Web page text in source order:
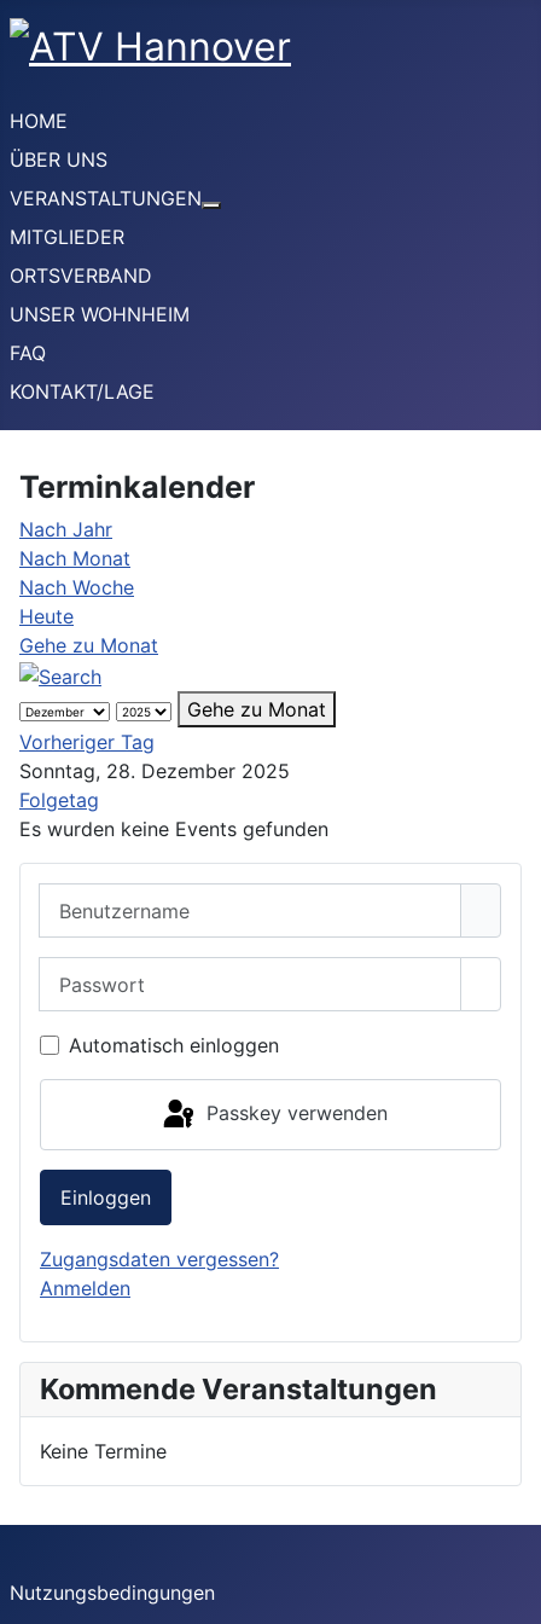
HOME
ÜBER UNS
VERANSTALTUNGEN
MITGLIEDER
ORTSVERBAND
UNSER WOHNHEIM
FAQ
KONTAKT/LAGE
Terminkalender
Nach Jahr
Nach Monat
Nach Woche
Heute
Gehe zu Monat
Gehe zu Monat
Vorheriger Tag
Sonntag, 28. Dezember 2025
Folgetag
Es wurden keine Events gefunden
Automatisch einloggen
Passkey verwenden
Einloggen
Zugangsdaten vergessen?
Anmelden
Kommende Veranstaltungen
Keine Termine
Nutzungsbedingungen